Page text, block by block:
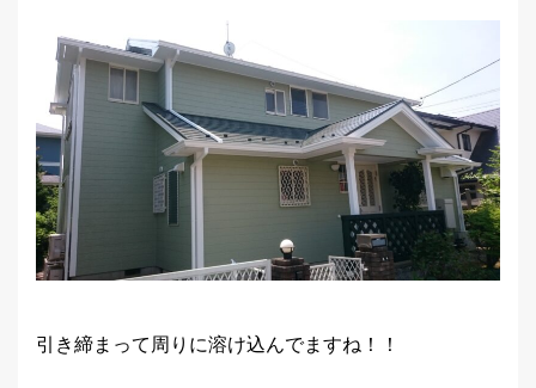
引き締まって周りに溶け込んでますね！！